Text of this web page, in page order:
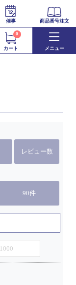
催事 商品番号注文
カート
0
メニュー
レビュー数
90件